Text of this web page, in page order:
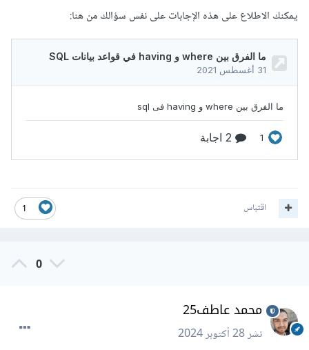
يمكنك الاطلاع على هذه الإجابات على نفس سؤالك من هنا:
1 اقتباس
0
محمد عاطف25
نشر28 أكتوبر 2024